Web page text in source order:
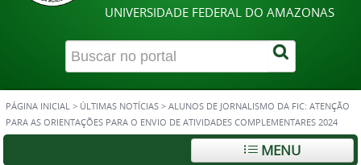
UNIVERSIDADE FEDERAL DO AMAZONAS
PÁGINA INICIAL > ÚLTIMAS NOTÍCIAS > ALUNOS DE JORNALISMO DA FIC: ATENÇÃO
PARA AS ORIENTAÇÕES PARA O ENVIO DE ATIVIDADES COMPLEMENTARES 2024
MENU